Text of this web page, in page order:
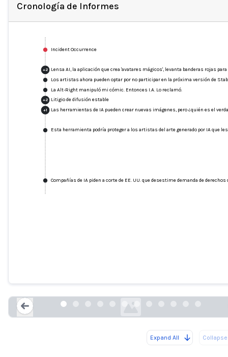
Cronología de Informes
Incident Occurrence
+2 Lensa AI, la aplicación que crea 'avatares mágicos', levanta banderas rojas
Los artistas ahora pueden optar por no participar en la próxima versión de
La Alt-Right manipuló mi cómic. Entonces I.A. Lo reclamó.
+2 Litigio de difusión estable
+1 Las herramientas de IA pueden crear nuevas imágenes, pero ¿quién es el
Esta herramienta podría proteger a los artistas del arte generado por IA que
Compañías de IA piden a corte de EE. UU. que desestime demanda de
Expand All